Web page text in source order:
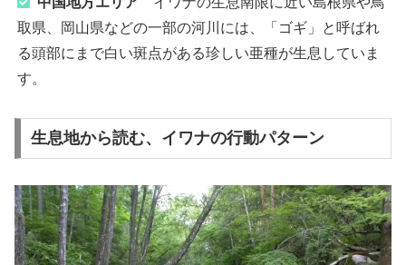
取県、岡山県などの一部の河川には、「ゴギ」と呼ばれ
る頭部にまで白い斑点がある珍しい亜種が生息していま
す。
生息地から読む、イワナの行動パターン